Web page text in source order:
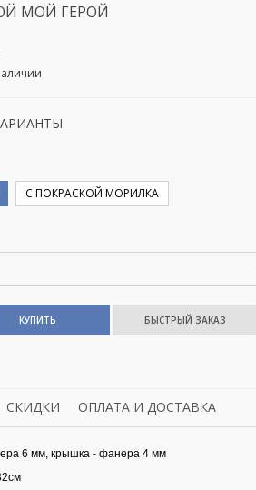
МОЙ ГЕРОЙ
С ПОКРАСКОЙ МОРИЛКА
КУПИТЬ
СКИДКИ ОПЛАТА И ДОСТАВКА
6 мм, крышка - фанера 4 мм